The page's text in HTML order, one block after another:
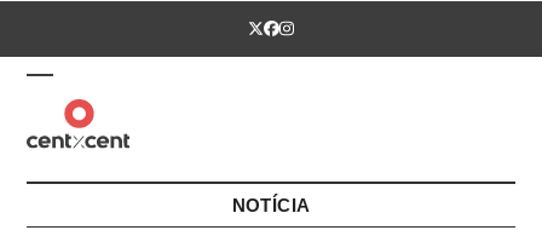
Twitter
Facebook
Instagram
Open
mobile
menu
Close
mobile
menu
NOTÍCIA